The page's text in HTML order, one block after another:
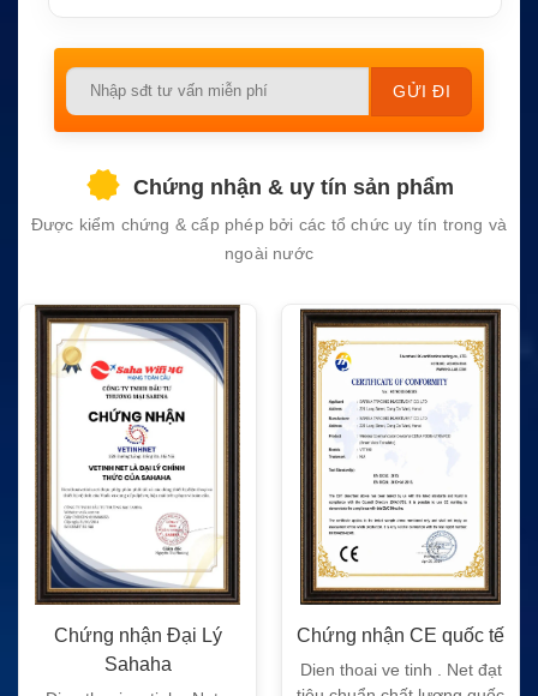
Please
empty.
Chứng nhận & uy tín sản phẩm
Được kiểm chứng & cấp phép bởi các tổ chức uy tín trong và
ngoài nước
Chứng nhận Đại Lý
Sahaha
Chứng nhận CE quốc tế
Dien thoai ve tinh . Net đạt